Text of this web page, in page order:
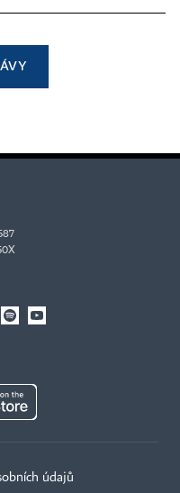
údajů